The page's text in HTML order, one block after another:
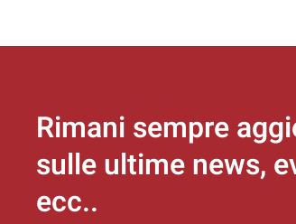
Rimani sempre
sulle ultime news,
ecc..